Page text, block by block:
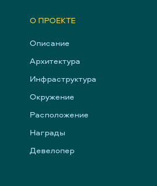
О ПРОЕКТЕ
Описание
Архитектура
Инфраструктура
Окружение
Расположение
Награды
Девелопер